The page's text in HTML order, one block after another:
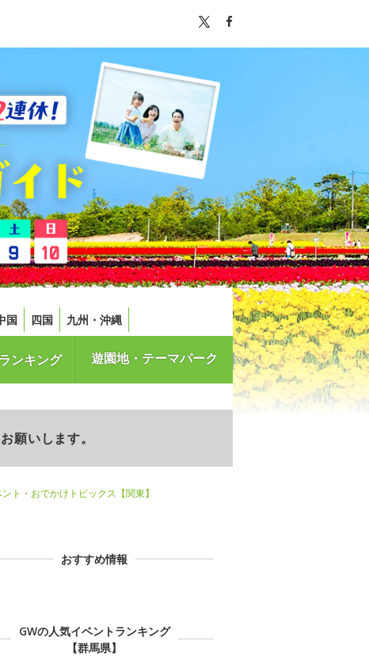
国 四国 九州・沖縄
ンキング 遊園地・テーマパーク
願いします。
ト・おでかけトピックス【関東】
おすすめ情報
GWの人気イベントランキング
【群馬県】